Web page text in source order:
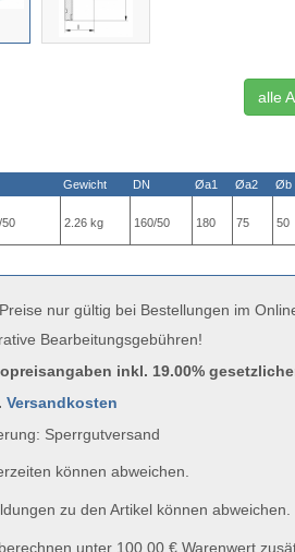
alle
Gewicht DN Øa1 Øa2 Øb
50 2.26 kg 160/50 180 75 50
nur gültig bei Bestellungen im
Bearbeitungsgebühren!
inkl. 19.00%
Versandkosten
Sperrgutversand
können abweichen.
zu den Artikel können abweichen.
unter 100,00 € Warenwert